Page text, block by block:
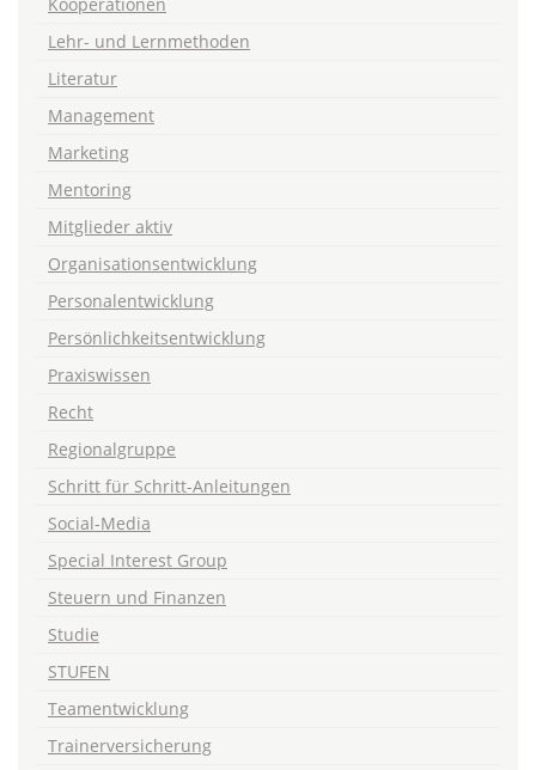
Lehr- und Lernmethoden
Literatur
Management
Marketing
Mentoring
Mitglieder aktiv
Organisationsentwicklung
Personalentwicklung
Persönlichkeitsentwicklung
Praxiswissen
Recht
Regionalgruppe
Schritt für Schritt-Anleitungen
Social-Media
Special Interest Group
Steuern und Finanzen
Studie
STUFEN
Teamentwicklung
Trainerversicherung